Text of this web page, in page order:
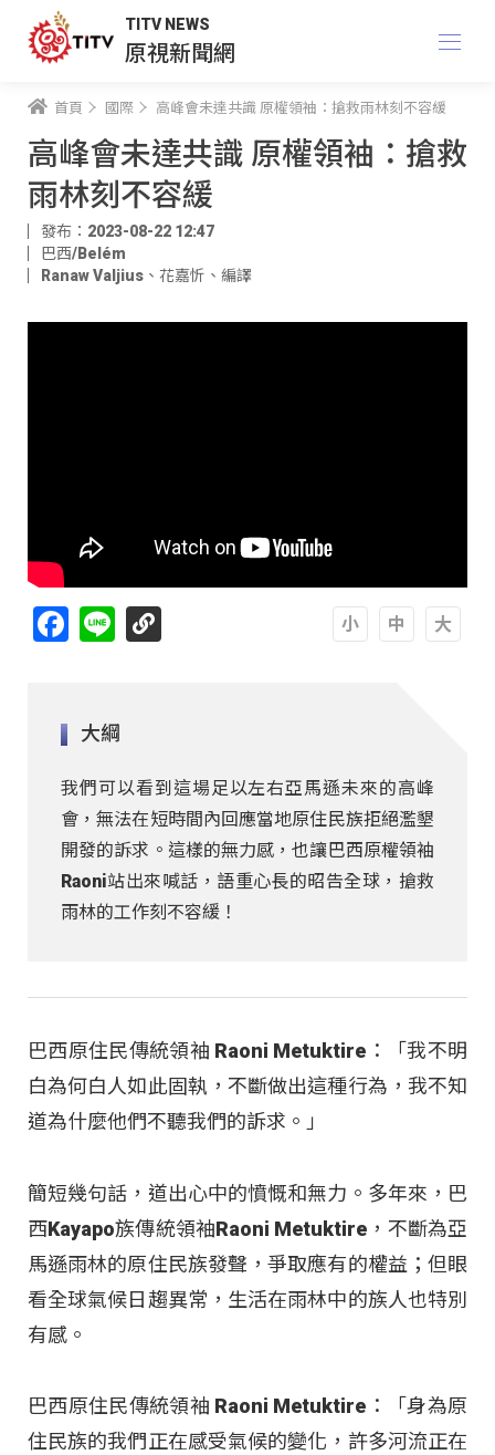
TITV NEWS
原視新聞網
首頁 國際 高峰會未達共識 原權領袖：搶救雨林刻不容緩
高峰會未達共識 原權領袖：搶救
雨林刻不容緩
發布：2023-08-22 12:47
巴西/Belém
Ranaw Valjius 、 花嘉忻 、 編譯
Facebook
Line
大綱
我們可以看到這場足以左右亞馬遜未來的高峰
會，無法在短時間內回應當地原住民族拒絕濫墾
開發的訴求。這樣的無力感，也讓巴西原權領袖
Raoni站出來喊話，語重心長的昭告全球，搶救
雨林的工作刻不容緩！
巴西原住民傳統領袖 Raoni Metuktire：「我不明
白為何白人如此固執，不斷做出這種行為，我不知
道為什麼他們不聽我們的訴求。」
簡短幾句話，道出心中的憤慨和無力。多年來，巴
西Kayapo族傳統領袖Raoni Metuktire，不斷為亞
馬遜雨林的原住民族發聲，爭取應有的權益；但眼
看全球氣候日趨異常，生活在雨林中的族人也特別
有感。
巴西原住民傳統領袖 Raoni Metuktire：「身為原
住民族的我們正在感受氣候的變化，許多河流正在